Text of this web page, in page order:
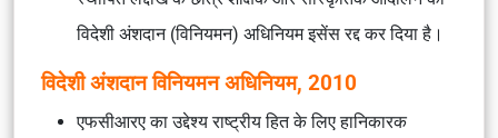
विदेशी अंशदान (विनियमन) अधिनियम इसेंस रद्द कर दिया है।
विदेशी अंशदान विनियमन अधिनियम, 2010
एफसीआरए का उद्देश्य राष्ट्रीय हित के लिए हानिकारक